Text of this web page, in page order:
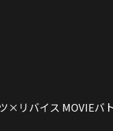
×リバイス MOVIEバ